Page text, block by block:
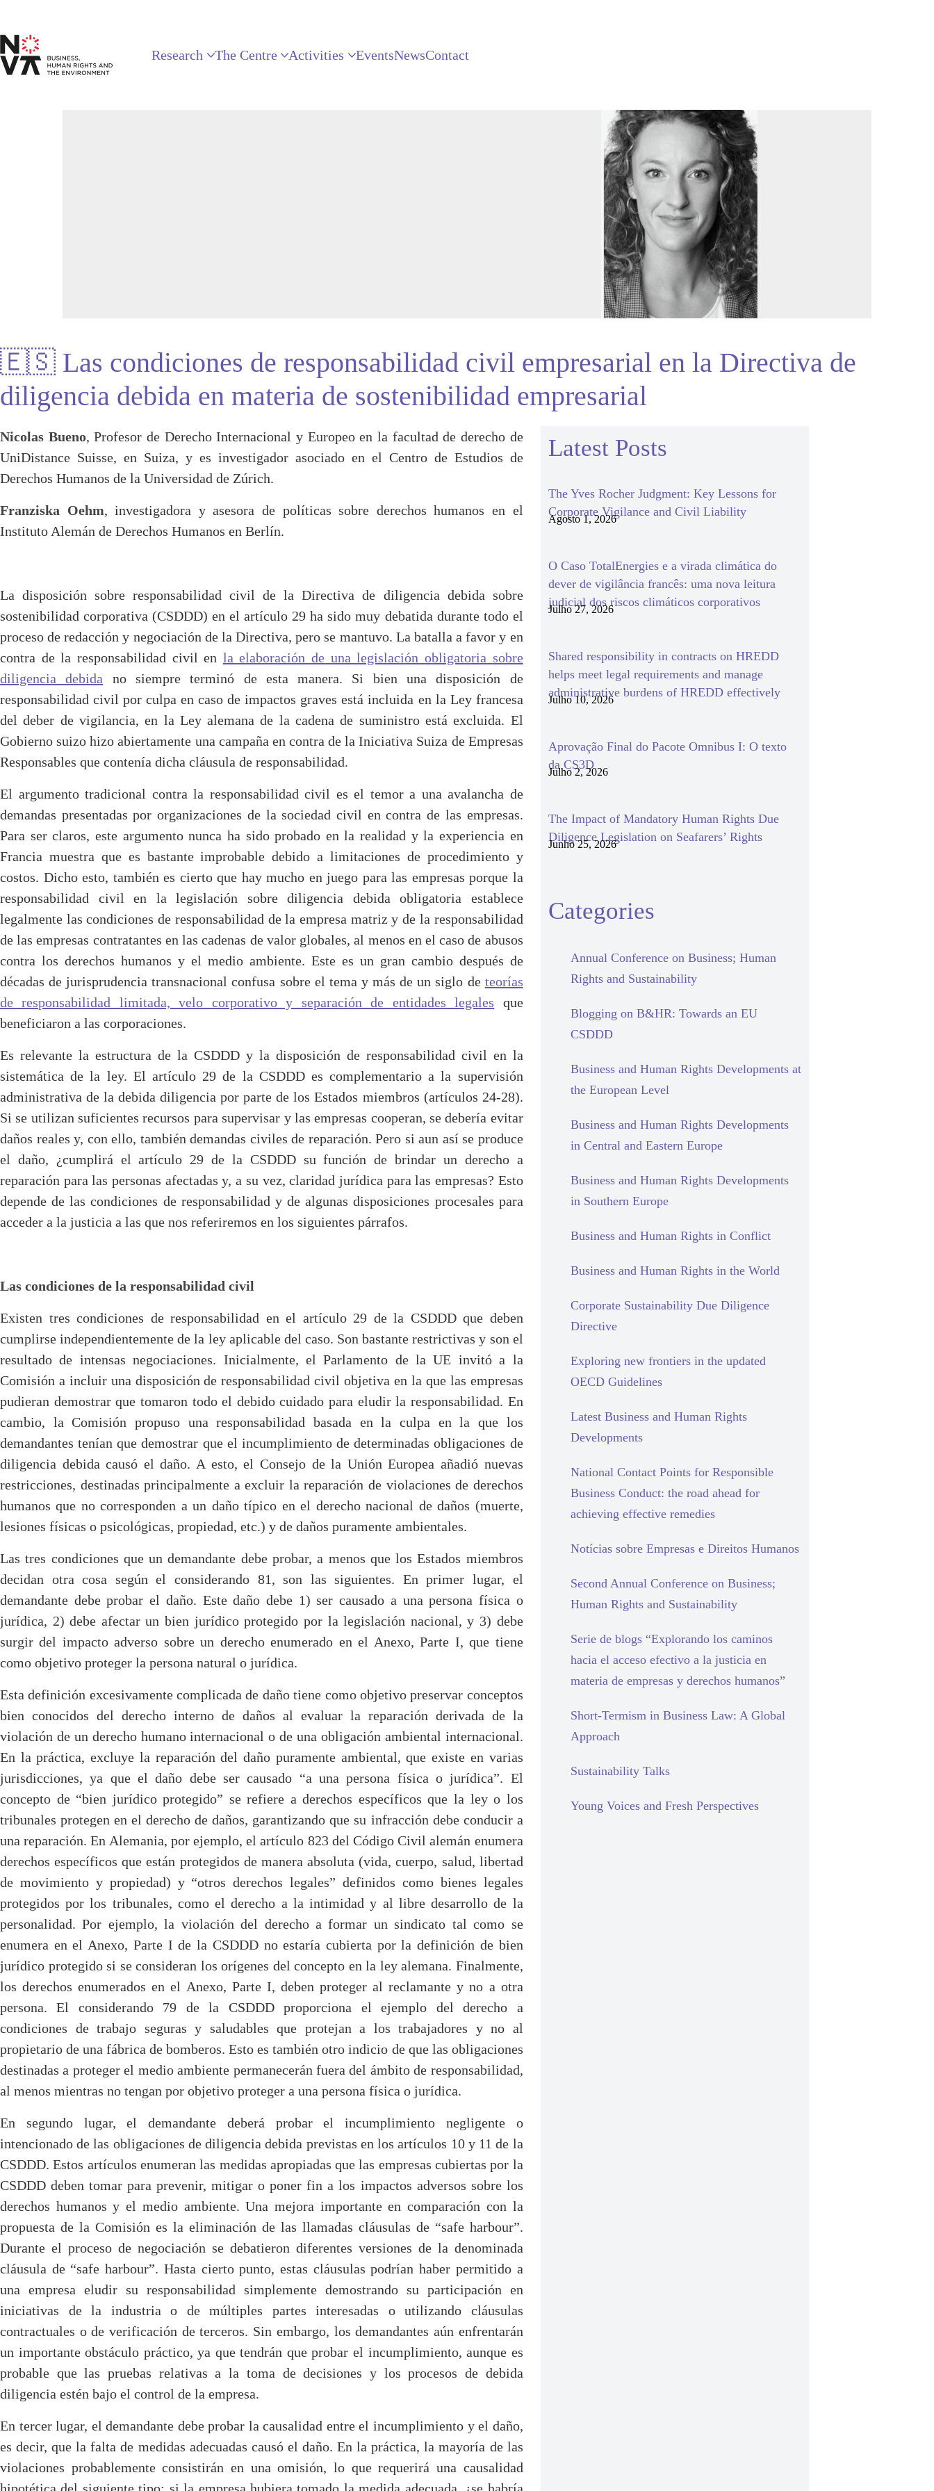
Research The Centre Activities EventsNewsContact
🇪🇸 Las condiciones de responsabilidad civil empresarial en la Directiva de
diligencia debida en materia de sostenibilidad empresarial
Nicolas Bueno, Profesor de Derecho Internacional y Europeo en la facultad de derecho de
UniDistance Suisse, en Suiza, y es investigador asociado en el Centro de Estudios de
Derechos Humanos de la Universidad de Zúrich.
Franziska Oehm, investigadora y asesora de políticas sobre derechos humanos en el
Instituto Alemán de Derechos Humanos en Berlín.
La disposición sobre responsabilidad civil de la Directiva de diligencia debida sobre
sostenibilidad corporativa (CSDDD) en el artículo 29 ha sido muy debatida durante todo el
proceso de redacción y negociación de la Directiva, pero se mantuvo. La batalla a favor y en
contra de la responsabilidad civil en la elaboración de una legislación obligatoria sobre
diligencia debida no siempre terminó de esta manera. Si bien una disposición de
responsabilidad civil por culpa en caso de impactos graves está incluida en la Ley francesa
del deber de vigilancia, en la Ley alemana de la cadena de suministro está excluida. El
Gobierno suizo hizo abiertamente una campaña en contra de la Iniciativa Suiza de Empresas
Responsables que contenía dicha cláusula de responsabilidad.
El argumento tradicional contra la responsabilidad civil es el temor a una avalancha de
demandas presentadas por organizaciones de la sociedad civil en contra de las empresas.
Para ser claros, este argumento nunca ha sido probado en la realidad y la experiencia en
Francia muestra que es bastante improbable debido a limitaciones de procedimiento y
costos. Dicho esto, también es cierto que hay mucho en juego para las empresas porque la
responsabilidad civil en la legislación sobre diligencia debida obligatoria establece
legalmente las condiciones de responsabilidad de la empresa matriz y de la responsabilidad
de las empresas contratantes en las cadenas de valor globales, al menos en el caso de abusos
contra los derechos humanos y el medio ambiente. Este es un gran cambio después de
décadas de jurisprudencia transnacional confusa sobre el tema y más de un siglo de teorías
de responsabilidad limitada, velo corporativo y separación de entidades legales que
beneficiaron a las corporaciones.
Es relevante la estructura de la CSDDD y la disposición de responsabilidad civil en la
sistemática de la ley. El artículo 29 de la CSDDD es complementario a la supervisión
administrativa de la debida diligencia por parte de los Estados miembros (artículos 24-28).
Si se utilizan suficientes recursos para supervisar y las empresas cooperan, se debería evitar
daños reales y, con ello, también demandas civiles de reparación. Pero si aun así se produce
el daño, ¿cumplirá el artículo 29 de la CSDDD su función de brindar un derecho a
reparación para las personas afectadas y, a su vez, claridad jurídica para las empresas? Esto
depende de las condiciones de responsabilidad y de algunas disposiciones procesales para
acceder a la justicia a las que nos referiremos en los siguientes párrafos.
Las condiciones de la responsabilidad civil
Existen tres condiciones de responsabilidad en el artículo 29 de la CSDDD que deben
cumplirse independientemente de la ley aplicable del caso. Son bastante restrictivas y son el
resultado de intensas negociaciones. Inicialmente, el Parlamento de la UE invitó a la
Comisión a incluir una disposición de responsabilidad civil objetiva en la que las empresas
pudieran demostrar que tomaron todo el debido cuidado para eludir la responsabilidad. En
cambio, la Comisión propuso una responsabilidad basada en la culpa en la que los
demandantes tenían que demostrar que el incumplimiento de determinadas obligaciones de
diligencia debida causó el daño. A esto, el Consejo de la Unión Europea añadió nuevas
restricciones, destinadas principalmente a excluir la reparación de violaciones de derechos
humanos que no corresponden a un daño típico en el derecho nacional de daños (muerte,
lesiones físicas o psicológicas, propiedad, etc.) y de daños puramente ambientales.
Las tres condiciones que un demandante debe probar, a menos que los Estados miembros
decidan otra cosa según el considerando 81, son las siguientes. En primer lugar, el
demandante debe probar el daño. Este daño debe 1) ser causado a una persona física o
jurídica, 2) debe afectar un bien jurídico protegido por la legislación nacional, y 3) debe
surgir del impacto adverso sobre un derecho enumerado en el Anexo, Parte I, que tiene
como objetivo proteger la persona natural o jurídica.
Esta definición excesivamente complicada de daño tiene como objetivo preservar conceptos
bien conocidos del derecho interno de daños al evaluar la reparación derivada de la
violación de un derecho humano internacional o de una obligación ambiental internacional.
En la práctica, excluye la reparación del daño puramente ambiental, que existe en varias
jurisdicciones, ya que el daño debe ser causado “a una persona física o jurídica”. El
concepto de “bien jurídico protegido” se refiere a derechos específicos que la ley o los
tribunales protegen en el derecho de daños, garantizando que su infracción debe conducir a
una reparación. En Alemania, por ejemplo, el artículo 823 del Código Civil alemán enumera
derechos específicos que están protegidos de manera absoluta (vida, cuerpo, salud, libertad
de movimiento y propiedad) y “otros derechos legales” definidos como bienes legales
protegidos por los tribunales, como el derecho a la intimidad y al libre desarrollo de la
personalidad. Por ejemplo, la violación del derecho a formar un sindicato tal como se
enumera en el Anexo, Parte I de la CSDDD no estaría cubierta por la definición de bien
jurídico protegido si se consideran los orígenes del concepto en la ley alemana. Finalmente,
los derechos enumerados en el Anexo, Parte I, deben proteger al reclamante y no a otra
persona. El considerando 79 de la CSDDD proporciona el ejemplo del derecho a
condiciones de trabajo seguras y saludables que protejan a los trabajadores y no al
propietario de una fábrica de bomberos. Esto es también otro indicio de que las obligaciones
destinadas a proteger el medio ambiente permanecerán fuera del ámbito de responsabilidad,
al menos mientras no tengan por objetivo proteger a una persona física o jurídica.
En segundo lugar, el demandante deberá probar el incumplimiento negligente o
intencionado de las obligaciones de diligencia debida previstas en los artículos 10 y 11 de la
CSDDD. Estos artículos enumeran las medidas apropiadas que las empresas cubiertas por la
CSDDD deben tomar para prevenir, mitigar o poner fin a los impactos adversos sobre los
derechos humanos y el medio ambiente. Una mejora importante en comparación con la
propuesta de la Comisión es la eliminación de las llamadas cláusulas de “safe harbour”.
Durante el proceso de negociación se debatieron diferentes versiones de la denominada
cláusula de “safe harbour”. Hasta cierto punto, estas cláusulas podrían haber permitido a
una empresa eludir su responsabilidad simplemente demostrando su participación en
iniciativas de la industria o de múltiples partes interesadas o utilizando cláusulas
contractuales o de verificación de terceros. Sin embargo, los demandantes aún enfrentarán
un importante obstáculo práctico, ya que tendrán que probar el incumplimiento, aunque es
probable que las pruebas relativas a la toma de decisiones y los procesos de debida
diligencia estén bajo el control de la empresa.
En tercer lugar, el demandante debe probar la causalidad entre el incumplimiento y el daño,
es decir, que la falta de medidas adecuadas causó el daño. En la práctica, la mayoría de las
violaciones probablemente consistirán en una omisión, lo que requerirá una causalidad
Latest Posts
The Yves Rocher Judgment: Key Lessons for
Corporate Vigilance and Civil Liability
Agosto 1, 2026
O Caso TotalEnergies e a virada climática do
dever de vigilância francês: uma nova leitura
judicial dos riscos climáticos corporativos
Julho 27, 2026
Shared responsibility in contracts on HREDD
helps meet legal requirements and manage
administrative burdens of HREDD effectively
Julho 10, 2026
Aprovação Final do Pacote Omnibus I: O texto
da CS3D
Julho 2, 2026
The Impact of Mandatory Human Rights Due
Diligence Legislation on Seafarers’ Rights
Junho 25, 2026
Categories
Annual Conference on Business; Human
Rights and Sustainability
Blogging on B&HR: Towards an EU
CSDDD
Business and Human Rights Developments at
the European Level
Business and Human Rights Developments
in Central and Eastern Europe
Business and Human Rights Developments
in Southern Europe
Business and Human Rights in Conflict
Business and Human Rights in the World
Corporate Sustainability Due Diligence
Directive
Exploring new frontiers in the updated
OECD Guidelines
Latest Business and Human Rights
Developments
National Contact Points for Responsible
Business Conduct: the road ahead for
achieving effective remedies
Notícias sobre Empresas e Direitos Humanos
Second Annual Conference on Business;
Human Rights and Sustainability
Serie de blogs “Explorando los caminos
hacia el acceso efectivo a la justicia en
materia de empresas y derechos humanos”
Short-Termism in Business Law: A Global
Approach
Sustainability Talks
Young Voices and Fresh Perspectives